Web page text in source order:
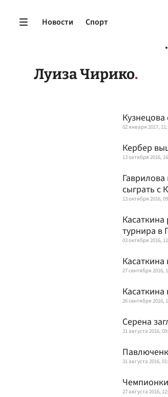
Новости Спорт
Луиза Чирико
02 января 2017,
Кербер
13 октября 2016,
сыграть с
13 октября 2016,
турнира в
03 октября 2016,
27 сентября 2016,
26 сентября 2016,
Серена
31 августа 2016,
31 августа 2016,
27 августа 2016,